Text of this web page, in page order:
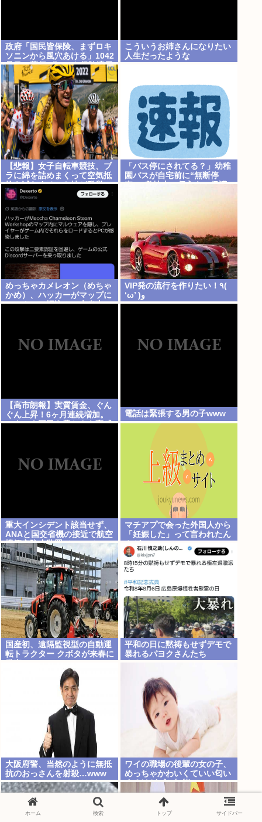
政府「国民皆保険、まずロキ
ソニンから風穴あける」1042
品目の薬価4分の1を保険適用
外で財布直撃、2027年3月開
始
こういうお姉さんになりたい
人生だったような
【悲報】女子自転車競技、ブ
ラに綿を詰めまくって空気抵
抗を減らすチート技が発覚ｗ
ｗｗ
「バス停にされてる？」幼稚
園バスが自宅前に“無断停
車” 敷地内に侵入も…保護
めっちゃカメレオン（めちゃ
かめ）、ハッカーがマップに
マルウェア埋込み、大炎上
VIP発の流行を作りたい！٩(
‘ω’ )و
【高市朗報】実質賃金、ぐん
ぐん上昇！6ヶ月連続増加。
いよいよ国民も豊かさを実感
電話は緊張する男の子www
重大インシデント該当せず、
ANAと国交省機の接近で航空
機衝突防止装置（TCAS）の
警報が作動したトラブル、羽
田空港沖、全日空に通知
マチアプで会った外国人から
「妊娠した」って言われたん
やが
国産初、遠隔監視型の自動運
転トラクター クボタが来春に
平和の日に黙祷もせずデモで
暴れるパヨクさんたち
大阪府警、当然のように無抵
抗のおっさんを射殺…www
ワイの職場の後輩の女の子、
めっちゃかわいくていい匂い
するけどゴミ無能
ホーム 検索 トップ サイドバー